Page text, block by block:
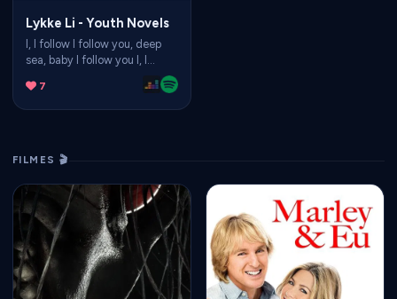
Lykke Li - Youth Novels
I, I follow I follow you, deep
sea, baby I follow you I, I
doom, honey I follow you
7
FILMES 🎬